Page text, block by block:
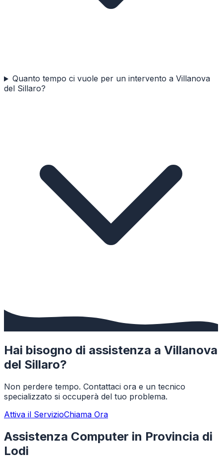
Quanto tempo ci vuole per un intervento a Villanova
del Sillaro?
Hai bisogno di assistenza a Villanova
del Sillaro?
Non perdere tempo. Contattaci ora e un tecnico
specializzato si occuperà del tuo problema.
Attiva il ServizioChiama Ora
Assistenza Computer in Provincia di
Lodi